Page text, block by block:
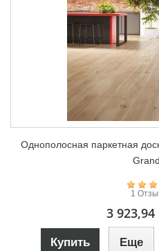
Однополосная паркетная
1
3 923,94
Купить Еще